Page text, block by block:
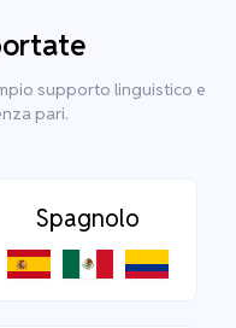
supporto linguistico e
pari.
Spagnolo